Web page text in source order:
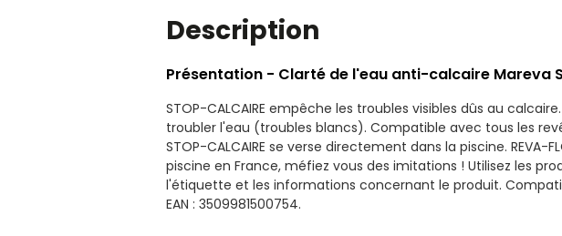
Description
Présentation - Clarté de l'eau anti-calcaire Mareva
STOP-CALCAIRE empêche les troubles visibles dûs au
troubler l'eau (troubles blancs). Compatible avec tous les
STOP-CALCAIRE se verse directement dans la piscine.
piscine en France, méfiez vous des imitations ! Utilisez les
l'étiquette et les informations concernant le produit.
EAN : 3509981500754.